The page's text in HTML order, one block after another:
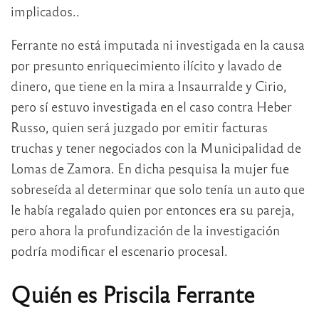
implicados..
Ferrante no está imputada ni investigada en la causa
por presunto enriquecimiento ilícito y lavado de
dinero, que tiene en la mira a Insaurralde y Cirio,
pero sí estuvo investigada en el caso contra Heber
Russo, quien será juzgado por emitir facturas
truchas y tener negociados con la Municipalidad de
Lomas de Zamora. En dicha pesquisa la mujer fue
sobreseída al determinar que solo tenía un auto que
le había regalado quien por entonces era su pareja,
pero ahora la profundización de la investigación
podría modificar el escenario procesal.
Quién es Priscila Ferrante